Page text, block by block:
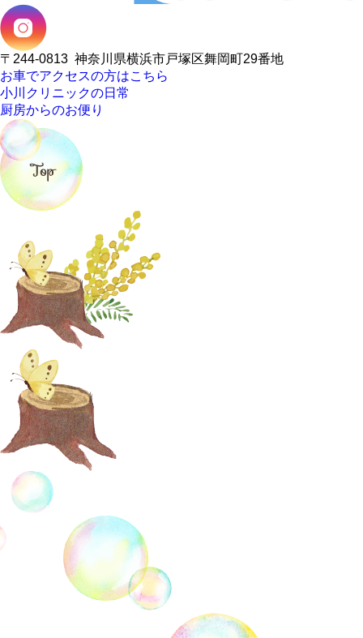
〒244-0813 神奈川県横浜市戸塚区舞岡町29番地
お車でアクセスの方はこちら
小川クリニックの日常
厨房からのお便り